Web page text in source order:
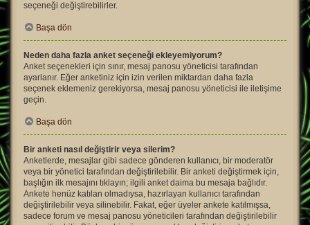
seçeneği değiştirebilirler.
Başa dön
Neden daha fazla anket seçeneği ekleyemiyorum?
Anket seçenekleri için sınır, mesaj panosu yöneticisi tarafından
ayarlanır. Eğer anketiniz için izin verilen miktardan daha fazla
seçenek eklemeniz gerekiyorsa, mesaj panosu yöneticisi ile iletişime
geçin.
Başa dön
Bir anketi nasıl değiştirir veya silerim?
Anketlerde, mesajlar gibi sadece gönderen kullanıcı, bir moderatör
veya bir yönetici tarafından değiştirilebilir. Bir anketi değiştirmek için,
başlığın ilk mesajını tıklayın; ilgili anket daima bu mesaja bağlıdır.
Ankete henüz katılan olmadıysa, hazırlayan kullanıcı tarafından
değiştirilebilir veya silinebilir. Fakat, eğer üyeler ankete katılmışsa,
sadece forum ve mesaj panosu yöneticileri tarafından değiştirilebilir